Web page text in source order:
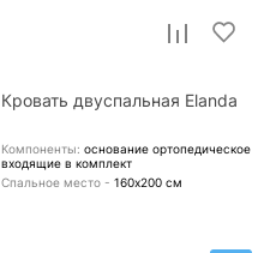
Кровать двуспальная Elanda
Компоненты: основание ортопедическое
входящие в комплект
Спальное место - 160х200 см